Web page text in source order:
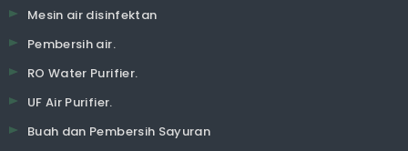
Mesin air disinfektan
Pembersih air.
RO Water Purifier.
UF Air Purifier.
Buah dan Pembersih Sayuran